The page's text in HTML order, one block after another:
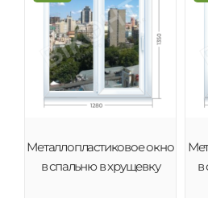
Металлопластиковое окно
в спальню в хрущевку
в